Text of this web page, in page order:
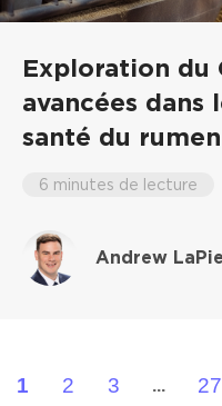
Exploration du
avancées dans
santé du rumen
6 minutes de lecture
Andrew
1 2 3 ... 27